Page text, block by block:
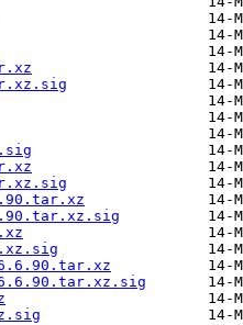
6.6.90.tar.xz.sig